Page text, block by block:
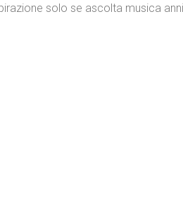
solo se ascolta musica